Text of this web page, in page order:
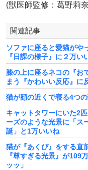
(獣医師監修：葛野莉
関連記事
ソファに座ると愛猫が
『日課の様子』に２万い
膝の上に座るネコの『
まう『かわいい反応』に
猫が顔の近くで寝る4つ
キャットタワーにいた2
ーズのような光景に「ス
誕」と1万いいね
猫が『あくび』をする
『尊すぎる光景』が109
ッッ」